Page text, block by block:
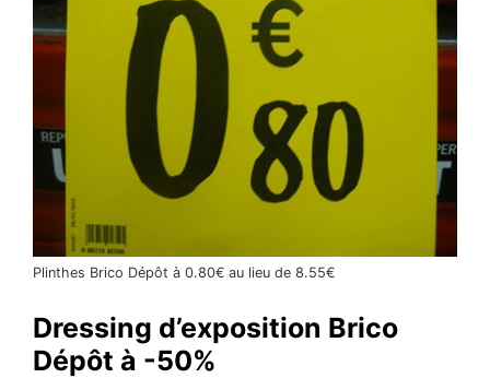
Plinthes Brico Dépôt à 0.80€ au lieu de 8.55€
Dressing d’exposition Brico
Dépôt à -50%